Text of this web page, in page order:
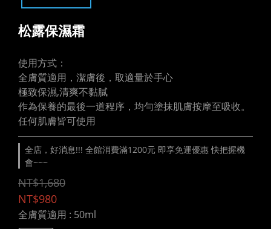
松露保濕霜
使用方式：
全膚質適用，潔膚後，取適量於手心
極致保濕,清爽不黏膩
作為保養的最後一道程序，均勻塗抹肌膚按摩至吸收。
任何肌膚皆可使用
全店，好消息!!! 全館消費滿1200元 即享免運優惠 快把握機
會~~~
NT$1,680
NT$980
全膚質適用 : 50ml